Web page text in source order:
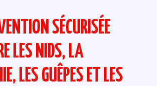
SÉCURISÉE
LES NIDS, LA
LES GUÊPES ET LES